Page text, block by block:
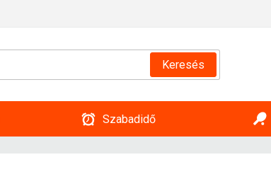
Keresés
Szabadidő